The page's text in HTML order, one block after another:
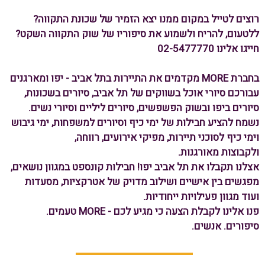
רוצים לטייל במקום ממנו יצא הזמיר של שכונת התקווה?
ללטעום, להריח ולשמוע את סיפוריו של שוק התקווה השקט?
חייגו אלינו 02-5477770
בחברת MORE מקדמים את התיירות בתל אביב - יפו ומארגנים
עבורכם סיורי אוכל בשווקים של תל אביב, סיורים בשכונות,
סיורים ביפו ובשוק הפשפשים, סיורים ליליים וסיורי נשים.
נשמח להציע חבילות של ימי כיף וסיורים למשפחות, ימי גיבוש
וימי כיף לסוכני תיירות, מפיקי אירועים, רווחה,
ולקבוצות מאורגנות.
אצלנו תקבלו את תל אביב יפו! חבילות קונספט במגוון נושאים,
מפגשים בין אישיים ושילוב מדויק של אטרקציות, מסעדות
ועוד מגוון פעילויות ייחודיות.
פנו אלינו לקבלת הצעה כי מגיע לכם - MORE טעמים.
סיפורים. אנשים.